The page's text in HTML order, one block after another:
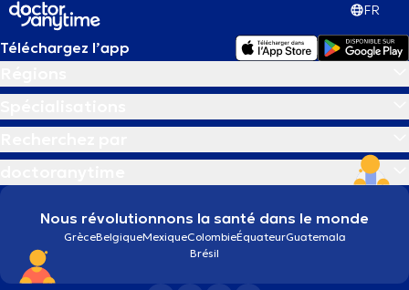
FR
Téléchargez l’app
Nous révolutionnons la santé dans le monde
GrèceBelgiqueMexiqueColombieÉquateurGuatemala
Brésil